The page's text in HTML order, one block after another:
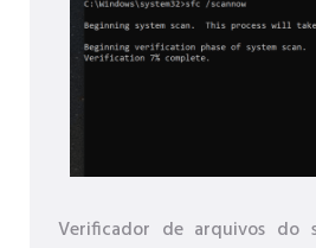
Verificador de arquivos do